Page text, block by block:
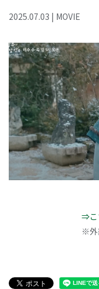
2025.07.03 | MOVIE
⇒こ
※外